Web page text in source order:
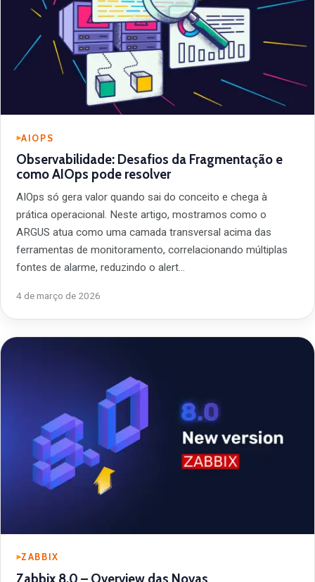
AIOPS
Observabilidade: Desafios da Fragmentação e
como AIOps pode resolver
AIOps só gera valor quando sai do conceito e chega à
prática operacional. Neste artigo, mostramos como o
ARGUS atua como uma camada transversal acima das
ferramentas de monitoramento, correlacionando múltiplas
fontes de alarme, reduzindo o alert…
4 de março de 2026
ZABBIX
Zabbix 8.0 – Overview das Novas